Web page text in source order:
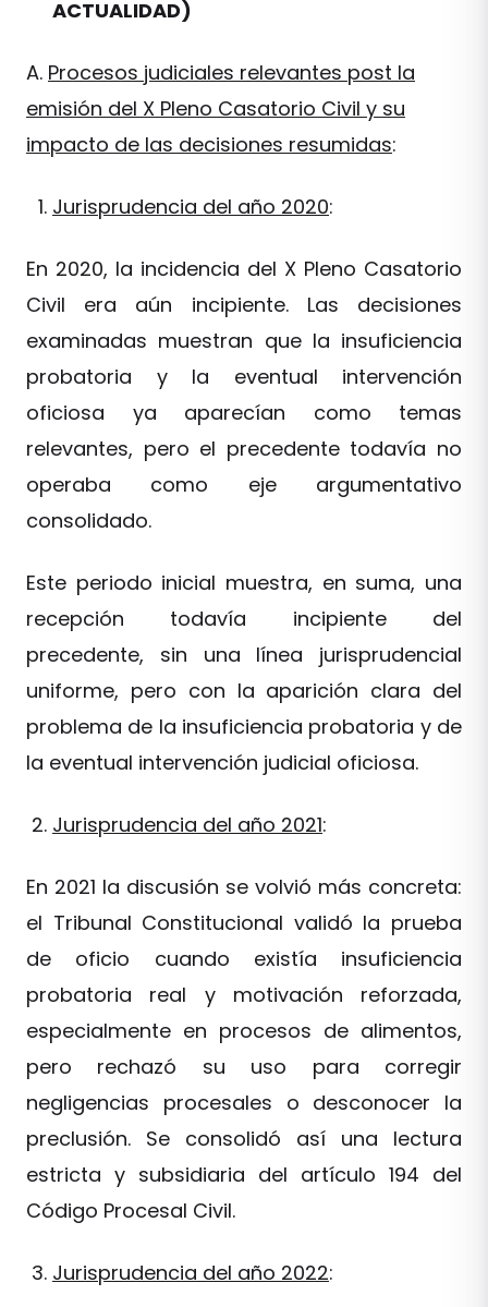
ACTUALIDAD)
A. Procesos judiciales relevantes post la
emisión del X Pleno Casatorio Civil y su
impacto de las decisiones resumidas:
Jurisprudencia del año 2020:
En 2020, la incidencia del X Pleno Casatorio
Civil era aún incipiente. Las decisiones
examinadas muestran que la insuficiencia
probatoria y la eventual intervención
oficiosa ya aparecían como temas
relevantes, pero el precedente todavía no
operaba como eje argumentativo
consolidado.
Este periodo inicial muestra, en suma, una
recepción todavía incipiente del
precedente, sin una línea jurisprudencial
uniforme, pero con la aparición clara del
problema de la insuficiencia probatoria y de
la eventual intervención judicial oficiosa.
Jurisprudencia del año 2021:
En 2021 la discusión se volvió más concreta:
el Tribunal Constitucional validó la prueba
de oficio cuando existía insuficiencia
probatoria real y motivación reforzada,
especialmente en procesos de alimentos,
pero rechazó su uso para corregir
negligencias procesales o desconocer la
preclusión. Se consolidó así una lectura
estricta y subsidiaria del artículo 194 del
Código Procesal Civil.
Jurisprudencia del año 2022: